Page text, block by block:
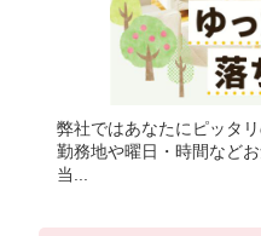
弊社ではあなたにピッタ
勤務地や曜日・時間など
当...